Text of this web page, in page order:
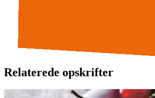
Relaterede opskrifter